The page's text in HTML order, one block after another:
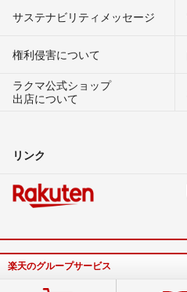
サステナビリティメッセージ
権利侵害について
ラクマ公式ショップ
出店について
リンク
楽天のグループサービス